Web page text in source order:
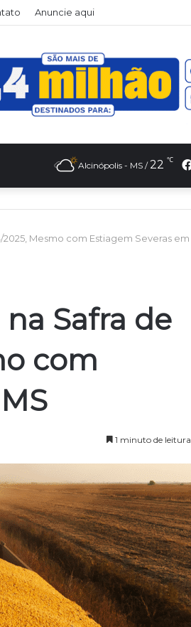
Anuncie aqui
Alcinópolis - MS / 22 ℃
Mesmo com Estiagem Severas em
na Safra de
com
1 minuto de leitura